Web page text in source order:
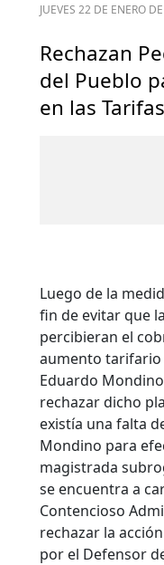
JUEVES 22 DE ENERO
Rechazan
del Pueblo
en las
Luego de la
fin de evitar que
percibieran el
aumento tarifario
Eduardo
rechazar dicho
existía una falta
Mondino para
magistrada
se encuentra a
Contencioso
rechazar la
por el Defensor